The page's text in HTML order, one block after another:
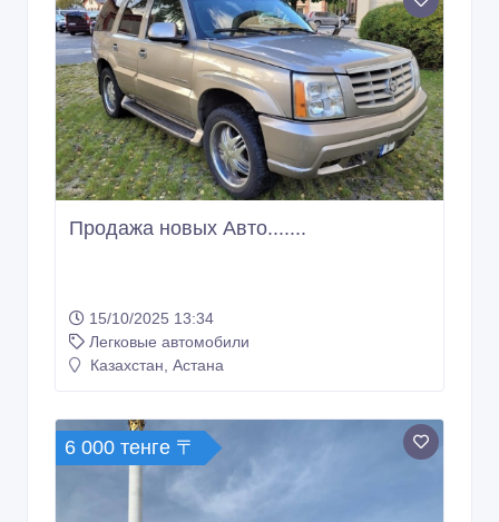
Продажа новых Авто.......
15/10/2025 13:34
Легковые автомобили
Казахстан, Астана
6 000 тенге 〒